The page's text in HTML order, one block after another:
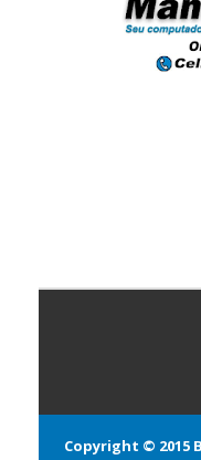
Copyright © 2015